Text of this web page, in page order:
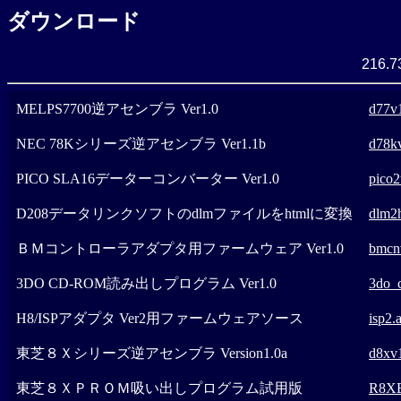
ダウンロード
MELPS7700逆アセンブラ Ver1.0
NEC 78Kシリーズ逆アセンブラ Ver1.1b
PICO SLA16データーコンバーター Ver1.0
D208データリンクソフトのdlmファイルをhtmlに変換
ＢＭコントローラアダプタ用ファームウェア Ver1.0
3DO CD-ROM読み出しプログラム Ver1.0
H8/ISPアダプタ Ver2用ファームウェアソース
東芝８Ｘシリーズ逆アセンブラ Version1.0a
東芝８ＸＰＲＯＭ吸い出しプログラム試用版